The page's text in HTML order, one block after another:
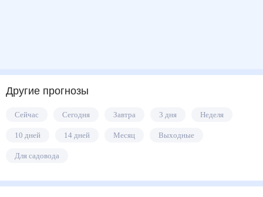
Другие прогнозы
Сейчас Сегодня Завтра 3 дня Неделя
10 дней 14 дней Месяц Выходные
Для садовода